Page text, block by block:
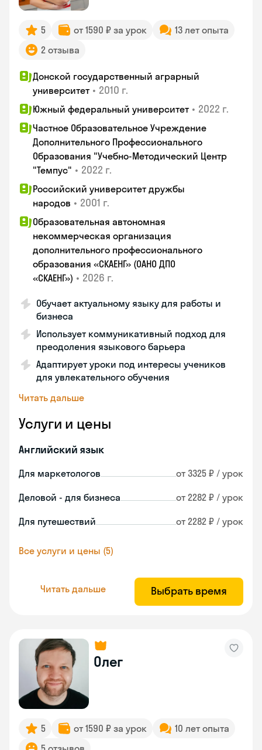
5 от 1590 ₽ за урок
13 лет опыта
2 отзыва
Донской государственный аграрный
университет • 2010 г.
Южный федеральный университет • 2022 г.
Частное Образовательное Учреждение
Дополнительного Профессионального
Образования "Учебно-Методический Центр
"Темпус" • 2022 г.
Российский университет дружбы
народов • 2001 г.
Образовательная автономная
некоммерческая организация
дополнительного профессионального
образования «СКАЕНГ» (ОАНО ДПО
«СКАЕНГ») • 2026 г.
Обучает актуальному языку для работы и
бизнеса
Использует коммуникативный подход для
преодоления языкового барьера
Адаптирует уроки под интересы учеников
для увлекательного обучения
Читать дальше
Услуги и цены
Английский язык
Для маркетологов от 3325 ₽ / урок
Деловой - для бизнеса от 2282 ₽ / урок
Для путешествий от 2282 ₽ / урок
Все услуги и цены (5)
Читать дальше Выбрать время
Олег
5 от 1590 ₽ за урок
10 лет опыта